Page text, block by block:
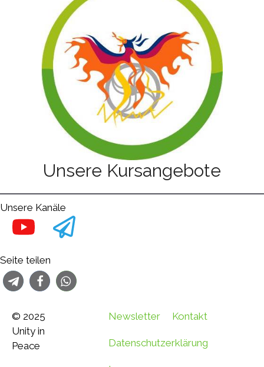
Unsere Kursangebote
Unsere Kanäle
Seite teilen
© 2025
Unity in
Peace
Newsletter Kontakt
Datenschutzerklärung